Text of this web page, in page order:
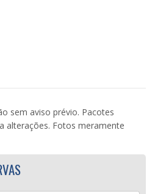
sem aviso prévio. Pacotes
alterações. Fotos meramente